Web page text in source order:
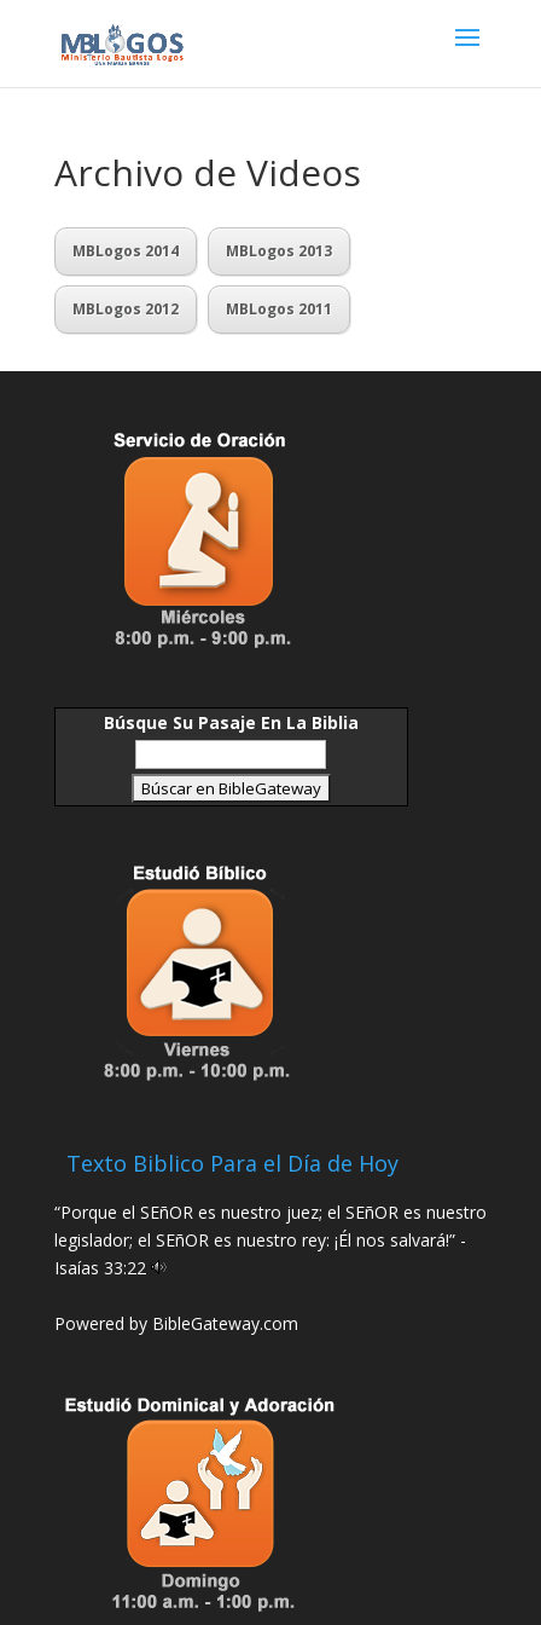
Archivo de Videos
MBLogos 2014 MBLogos 2013
MBLogos 2012 MBLogos 2011
Búsque Su Pasaje En La Biblia
Texto Biblico Para el Día de Hoy
“Porque el SEñOR es nuestro juez; el SEñOR es nuestro
legislador; el SEñOR es nuestro rey: ¡Él nos salvará!” -
Isaías 33:22
Powered by BibleGateway.com